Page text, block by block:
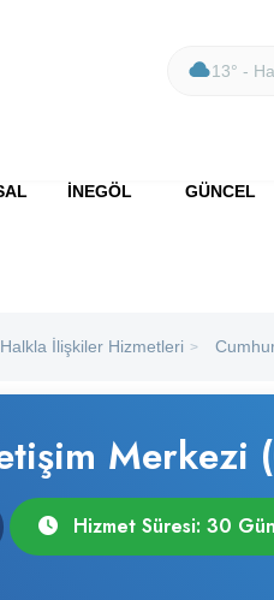
13° -
İNEGÖL GÜNCEL
İlişkiler Hizmetleri >
Merkezi
Hizmet Süresi: 30 Gün